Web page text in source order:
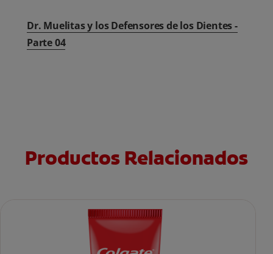
Dr. Muelitas y los Defensores de los Dientes -
Parte 04
Productos Relacionados